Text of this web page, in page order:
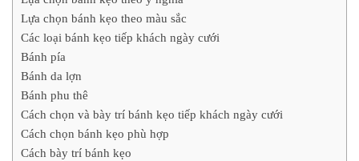
Lựa chọn bánh kẹo theo màu sắc
Các loại bánh kẹo tiếp khách ngày cưới
Bánh pía
Bánh da lợn
Bánh phu thê
Cách chọn và bày trí bánh kẹo tiếp khách ngày cưới
Cách chọn bánh kẹo phù hợp
Cách bày trí bánh kẹo